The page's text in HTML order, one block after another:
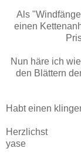
Als
einen
Nun häre ich
den Blättern
Habt einen
Herzlichst
yase